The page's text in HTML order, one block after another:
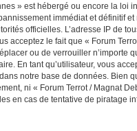
» est hébergé ou encore la loi
immédiat et définitif
officielles. L’adresse IP de
acceptez le fait que « Forum
ou de verrouiller n’importe
En tant qu’utilisateur, vous
notre base de données. Bien
ni « Forum Terrot / Magnat
en cas de tentative de piratage